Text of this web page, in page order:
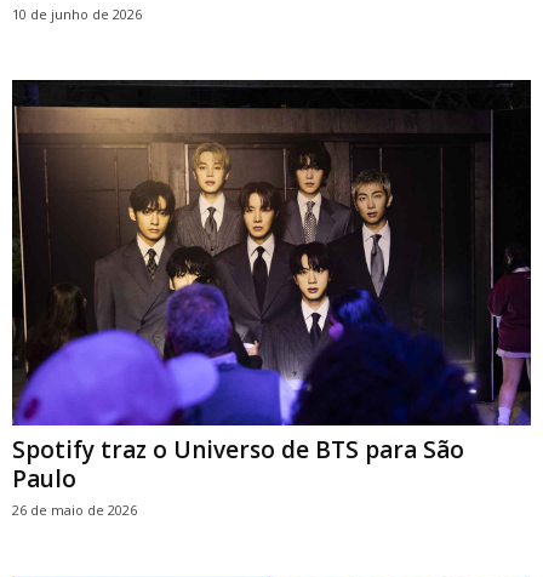
10 de junho de 2026
Spotify traz o Universo de BTS para São
Paulo
26 de maio de 2026